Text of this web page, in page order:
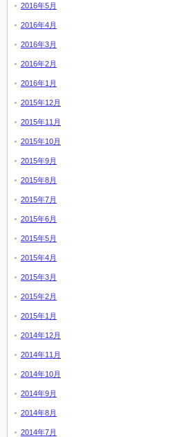
2016年5月
2016年4月
2016年3月
2016年2月
2016年1月
2015年12月
2015年11月
2015年10月
2015年9月
2015年8月
2015年7月
2015年6月
2015年5月
2015年4月
2015年3月
2015年2月
2015年1月
2014年12月
2014年11月
2014年10月
2014年9月
2014年8月
2014年7月